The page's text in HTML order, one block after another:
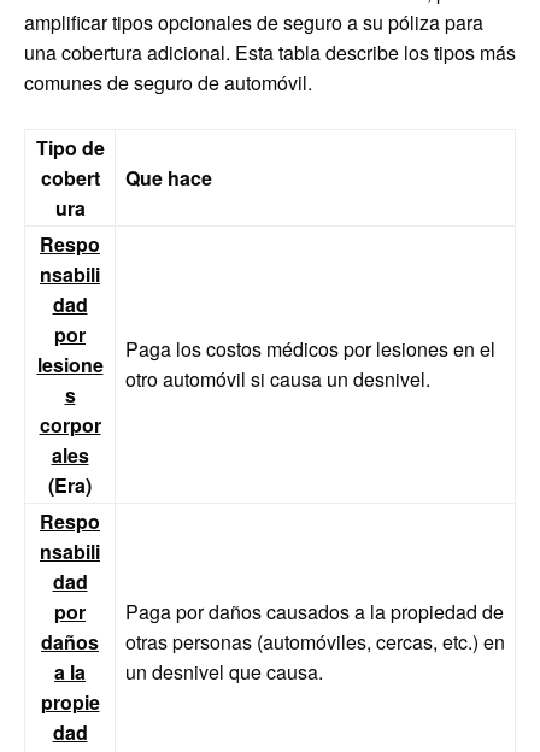
amplificar tipos opcionales de seguro a su póliza para
una cobertura adicional. Esta tabla describe los tipos más
comunes de seguro de automóvil.
Tipo de
cobert
ura
Que hace
Respo
nsabili
dad
por
lesione
s
corpor
ales
(Era)
Paga los costos médicos por lesiones en el
otro automóvil si causa un desnivel.
Respo
nsabili
dad
por
daños
a la
propie
dad
Paga por daños causados ​​a la propiedad de
otras personas (automóviles, cercas, etc.) en
un desnivel que causa.